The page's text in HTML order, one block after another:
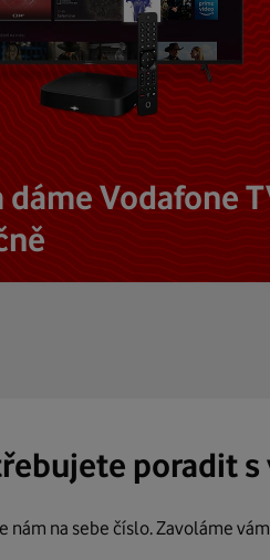
Vodafone
poradit s
nám na sebe číslo. Zavoláme